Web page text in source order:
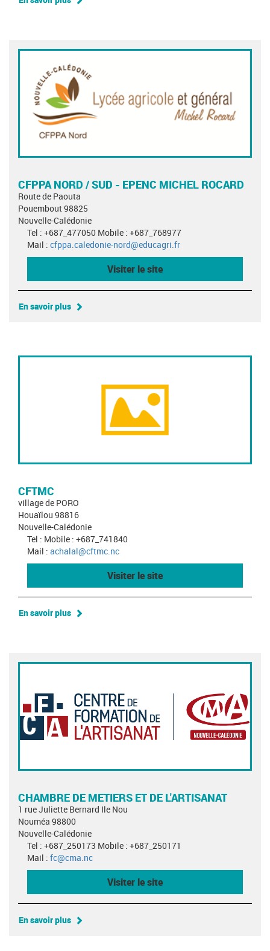
CFPPA NORD / SUD - EPENC MICHEL ROCARD
Route de Paouta
Pouembout 98825
Nouvelle-Calédonie
Tel : +687_477050 Mobile : +687_768977
Mail : cfppa.caledonie-nord@educagri.fr
Visiter le site
En savoir plus
CFTMC
village de PORO
Houaïlou 98816
Nouvelle-Calédonie
Tel : Mobile : +687_741840
Mail : achalal@cftmc.nc
Visiter le site
En savoir plus
CHAMBRE DE METIERS ET DE L'ARTISANAT
1 rue Juliette Bernard Ile Nou
Nouméa 98800
Nouvelle-Calédonie
Tel : +687_250173 Mobile : +687_250171
Mail : fc@cma.nc
Visiter le site
En savoir plus